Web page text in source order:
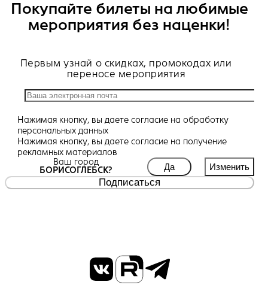
Покупайте билеты на любимые
мероприятия без наценки!
Первым узнай о скидках, промокодах или
переносе мероприятия
Нажимая кнопку, вы даете согласие на обработку
персональных данных
Нажимая кнопку, вы даете согласие на получение
рекламных материалов
Ваш город
БОРИСОГЛЕБСК?
Да Изменить
Подписаться